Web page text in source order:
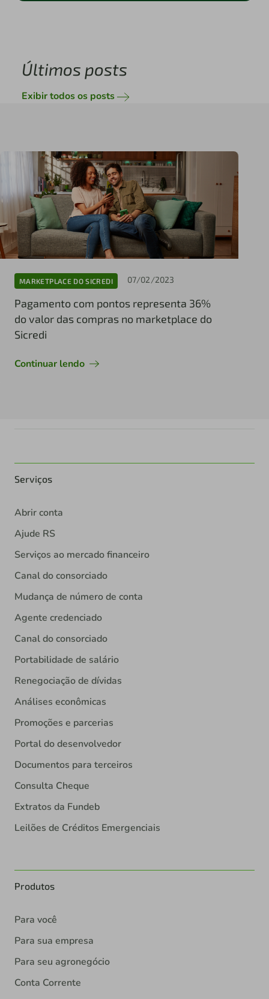
Últimos posts
Exibir todos os posts
MARKETPLACE DO SICREDI 07/02/2023
Pagamento com pontos representa 36%
do valor das compras no marketplace do
Sicredi
Continuar lendo
Serviços
Abrir conta
Ajude RS
Serviços ao mercado financeiro
Canal do consorciado
Mudança de número de conta
Agente credenciado
Canal do consorciado
Portabilidade de salário
Renegociação de dívidas
Análises econômicas
Promoções e parcerias
Portal do desenvolvedor
Documentos para terceiros
Consulta Cheque
Extratos da Fundeb
Leilões de Créditos Emergenciais
Produtos
Para você
Para sua empresa
Para seu agronegócio
Conta Corrente